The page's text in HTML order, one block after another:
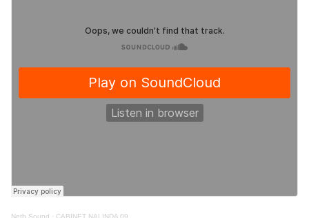
Neth Sound · CABINET NALINDA 09